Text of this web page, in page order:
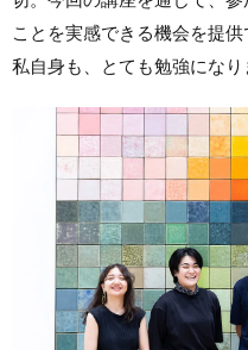
ことを実感できる機会を提
私自身も、とても勉強になり